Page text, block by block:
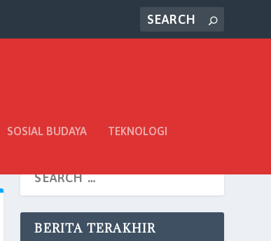
SOSIAL BUDAYA TEKNOLOGI
BERITA TERAKHIR